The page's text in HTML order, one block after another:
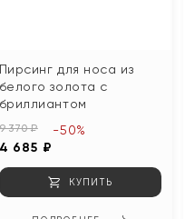
Пирсинг для носа из
белого золота с
бриллиантом
370 ₽
4 685 ₽
-50%
КУПИТЬ